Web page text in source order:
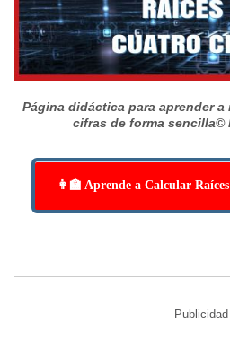
Página didáctica para aprender
cifras de forma sencilla©
👩‍🏫 Aprende a Calcular
Publicidad